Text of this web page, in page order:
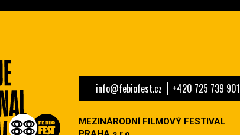
info@febiofest.cz +420 725 739 901
MEZINÁRODNÍ FILMOVÝ FESTIVAL